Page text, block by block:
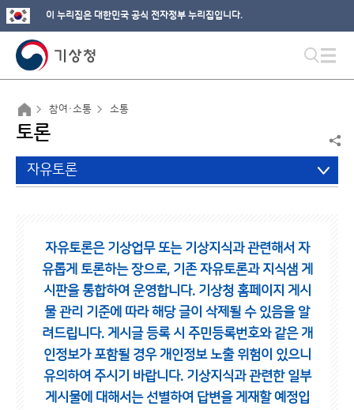
이 누리집은 대한민국 공식 전자정부 누리집입니다.
참여·소통 소통
토론
자유토론
자유토론은 기상업무 또는 기상지식과 관련해서 자
유롭게 토론하는 장으로, 기존 자유토론과 지식샘 게
시판을 통합하여 운영합니다. 기상청 홈페이지 게시
물 관리 기준에 따라 해당 글이 삭제될 수 있음을 알
려드립니다. 게시글 등록 시 주민등록번호와 같은 개
인정보가 포함될 경우 개인정보 노출 위험이 있으니
유의하여 주시기 바랍니다. 기상지식과 관련한 일부
게시물에 대해서는 선별하여 답변을 게재할 예정입